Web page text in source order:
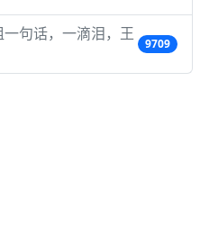
句话，一滴泪，王
9709